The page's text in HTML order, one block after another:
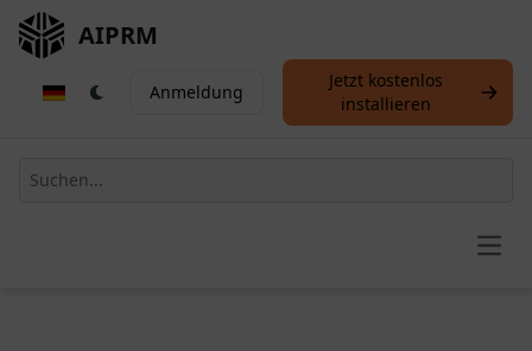
AIPRM
Anmeldung
Jetzt kostenlos
installieren